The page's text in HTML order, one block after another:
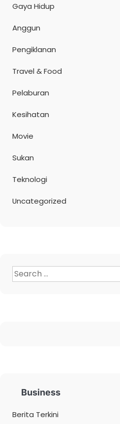
Gaya Hidup
Anggun
Pengiklanan
Travel & Food
Pelaburan
Kesihatan
Movie
Sukan
Teknologi
Uncategorized
Business
Berita Terkini